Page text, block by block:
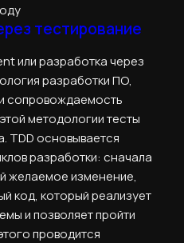
тестирование
или разработка через
разработки ПО,
сопровождаемость
методологии тесты
TDD основывается
разработки: сначала
желаемое изменение,
код, который реализует
и позволяет пройти
проводится